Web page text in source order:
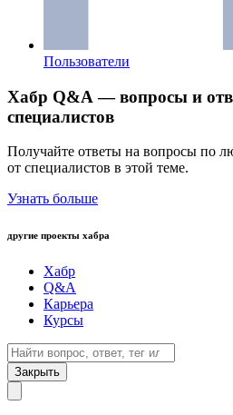
Пользователи
Хабр Q&A — вопросы и
специалистов
Получайте ответы на вопросы по
от специалистов в этой теме.
Узнать больше
другие проекты хабра
Хабр
Q&A
Карьера
Курсы
Закрыть